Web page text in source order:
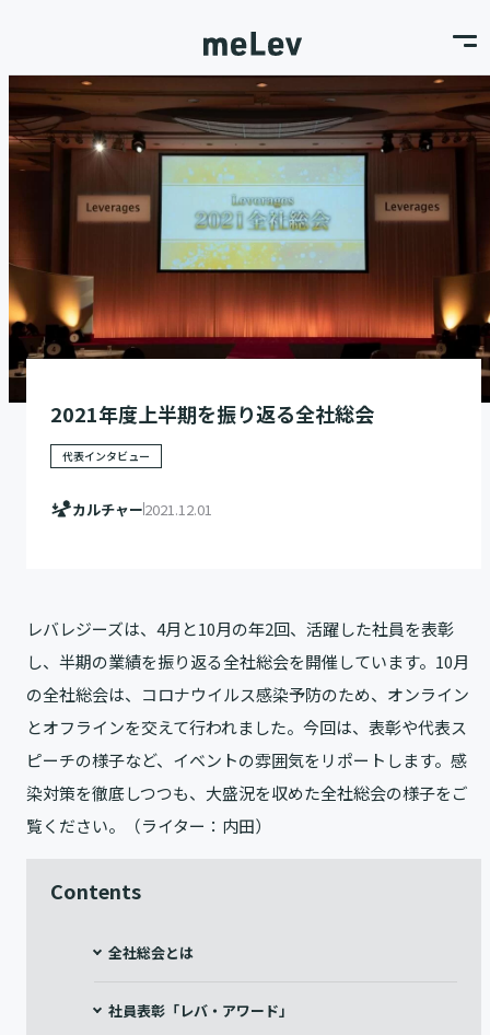
2021年度上半期を振り返る全社総会
代表インタビュー
カルチャー2021.12.01
レバレジーズは、4月と10月の年2回、活躍した社員を表彰
し、半期の業績を振り返る全社総会を開催しています。10月
の全社総会は、コロナウイルス感染予防のため、オンライン
とオフラインを交えて行われました。今回は、表彰や代表ス
ピーチの様子など、イベントの雰囲気をリポートします。感
染対策を徹底しつつも、大盛況を収めた全社総会の様子をご
覧ください。（ライター：内田）
Contents
全社総会とは
社員表彰「レバ・アワード」